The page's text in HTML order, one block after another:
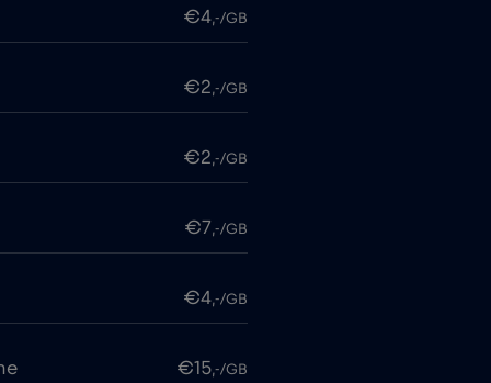
€4,-/GB
€2,-/GB
€2,-/GB
€7,-/GB
€4,-/GB
€15,-/GB